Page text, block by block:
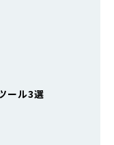
ール3選